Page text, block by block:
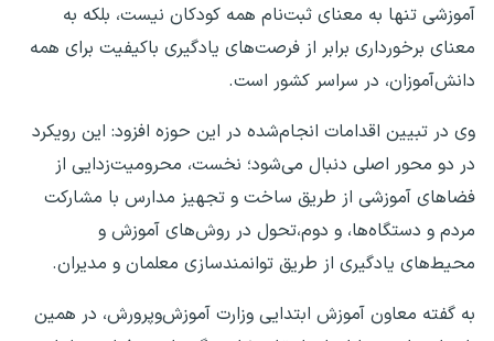
آموزشی تنها به معنای ثبت‌نام همه کودکان نیست، بلکه به
معنای برخورداری برابر از فرصت‌های یادگیری باکیفیت برای همه
دانش‌آموزان، در سراسر کشور است.
وی در تبیین اقدامات انجام‌شده در این حوزه افزود: این رویکرد
در دو محور اصلی دنبال می‌شود؛ نخست، محرومیت‌زدایی از
فضاهای آموزشی از طریق ساخت و تجهیز مدارس با مشارکت
مردم و دستگاه‌ها، و دوم،تحول در روش‌های آموزش و
محیط‌های یادگیری از طریق توانمندسازی معلمان و مدیران.
به گفته معاون آموزش ابتدایی وزارت آموزش‌وپرورش، در همین